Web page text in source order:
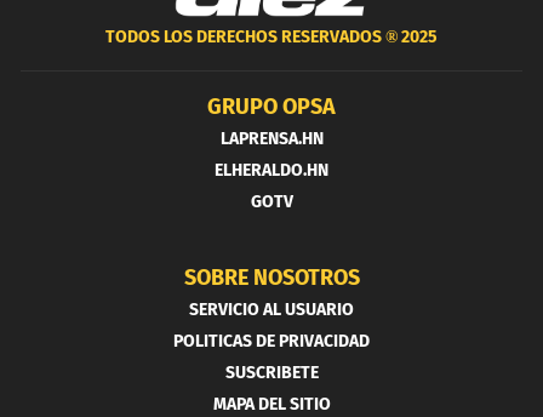
TODOS LOS DERECHOS RESERVADOS ®2025
GRUPO OPSA
LAPRENSA.HN
ELHERALDO.HN
GOTV
SOBRE NOSOTROS
SERVICIO AL USUARIO
POLITICAS DE PRIVACIDAD
SUSCRIBETE
MAPA DEL SITIO